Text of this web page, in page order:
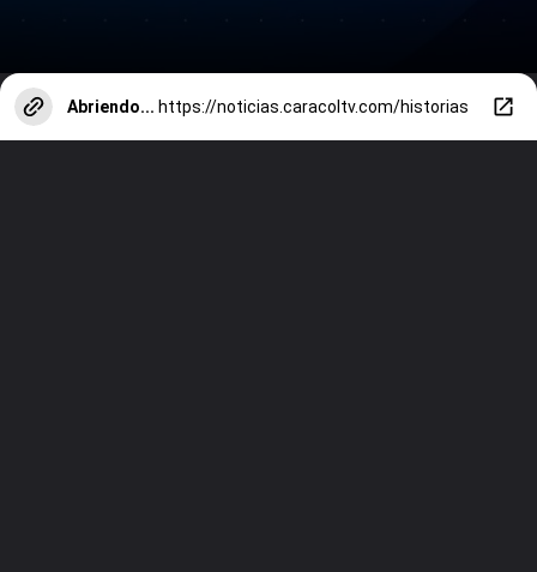
Abriendo... https://noticias.caracoltv.com/historias